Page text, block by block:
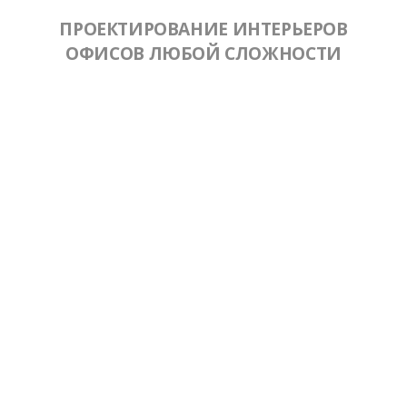
ПРОЕКТИРОВАНИЕ ИНТЕРЬЕРОВ
ОФИСОВ ЛЮБОЙ СЛОЖНОСТИ